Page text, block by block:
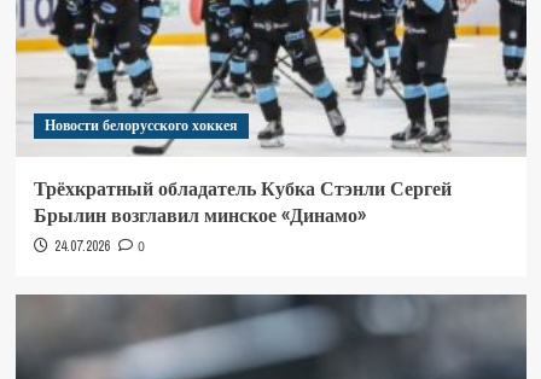
Новости белорусского хоккея
Трёхкратный обладатель Кубка Стэнли Сергей
Брылин возглавил минское «Динамо»
24.07.2026 0